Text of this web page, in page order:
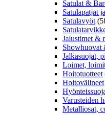
Satulat &
Satulapatjat
Satulavyöt
Jalustimet &
Showhuovat
Jalkasuojat,
Loimet,
Hoitotuotteet
Hoitovälineet
Varusteiden
Metalliosat,